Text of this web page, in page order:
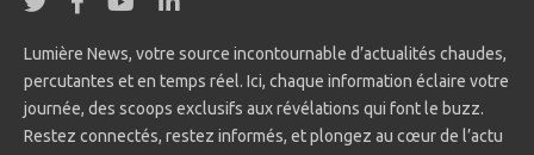
Lumière News, votre source incontournable d’actualités chaudes,
percutantes et en temps réel. Ici, chaque information éclaire votre
journée, des scoops exclusifs aux révélations qui font le buzz.
Restez connectés, restez informés, et plongez au cœur de l’actu